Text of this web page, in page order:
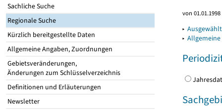
Sachliche Suche
Regionale Suche
Kürzlich bereitgestellte Daten
Allgemeine Angaben, Zuordnungen
Gebietsveränderungen,
Änderungen zum Schlüsselverzeichnis
Definitionen und Erläuterungen
Newsletter
von
▸
▸